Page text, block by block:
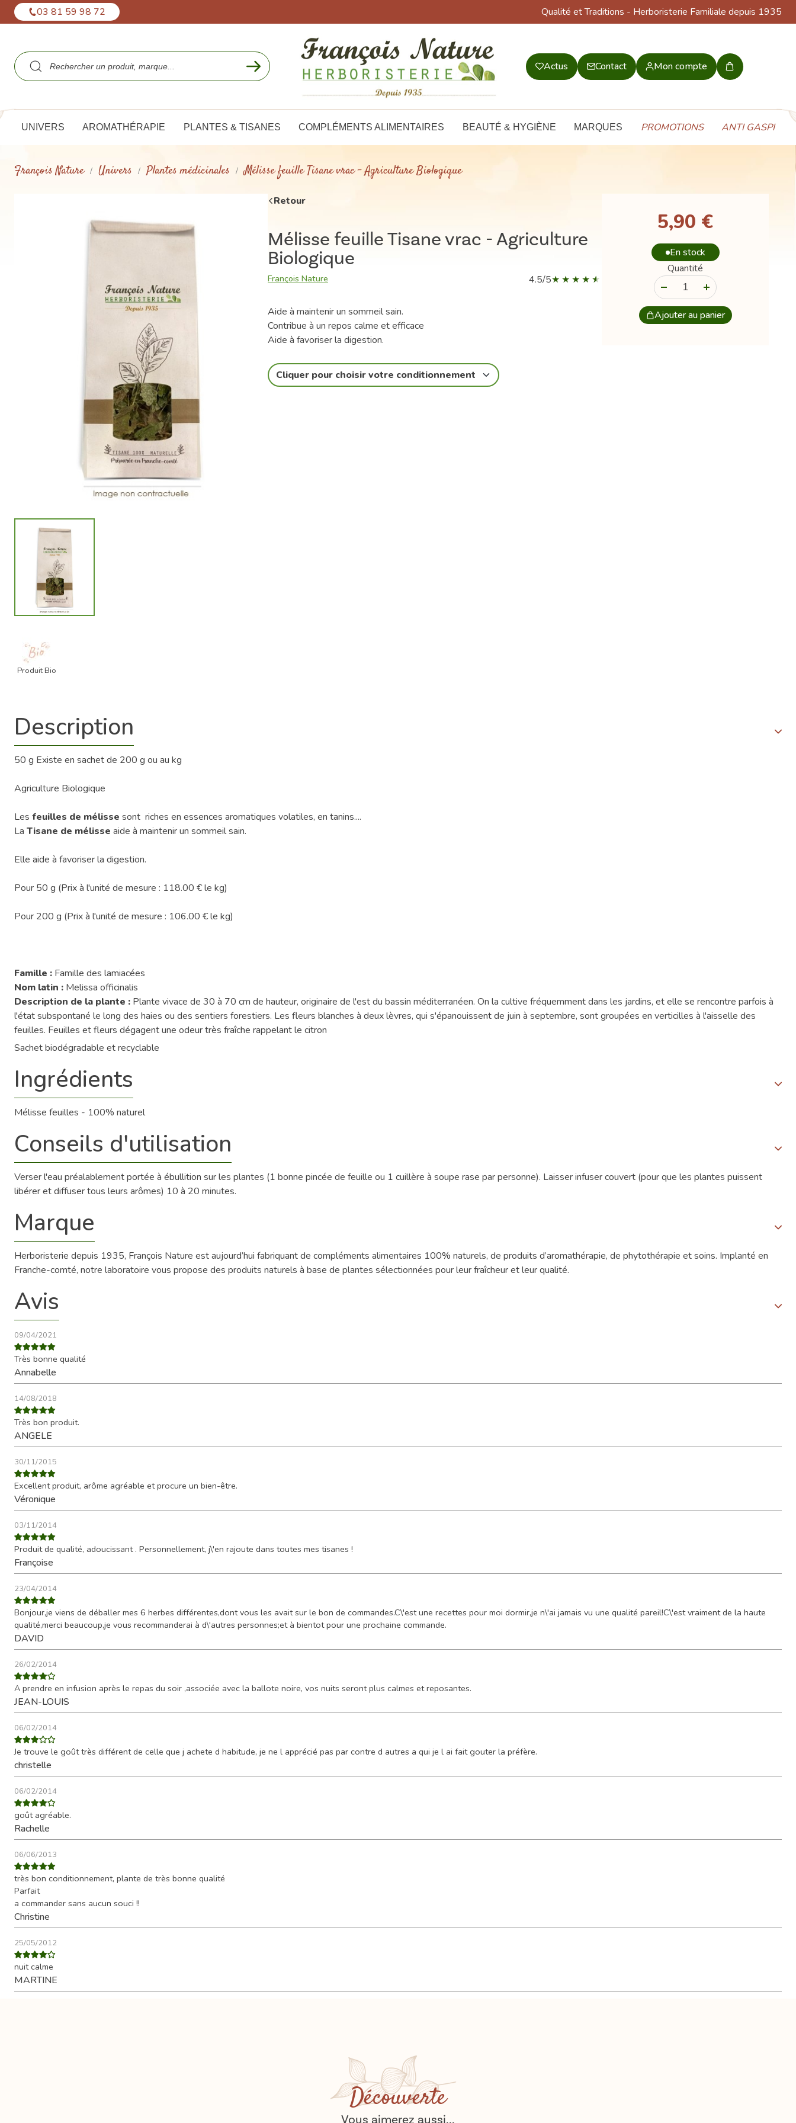
03 81 59 98 72 Qualité et Traditions - Herboristerie Familiale depuis 1935
Actus Contact Mon compte
Mon
UNIVERS AROMATHÉRAPIE PLANTES & TISANES COMPLÉMENTS ALIMENTAIRES BEAUTÉ & HYGIÈNE MARQUES PROMOTIONS ANTI GASPI
François Nature Univers Plantes médicinales Mélisse feuille Tisane vrac - Agriculture Biologique
Produit Bio
Retour
Mélisse feuille Tisane vrac - Agriculture
Biologique
François Nature 4.5/5
Aide à maintenir un sommeil sain.
Contribue à un repos calme et efficace
Aide à favoriser la digestion.
Cliquer pour choisir votre conditionnement
5,90 €
En stock
Quantité
Ajouter au panier
Description
50 g Existe en sachet de 200 g ou au kg
Agriculture Biologique
Les feuilles de mélisse sont riches en essences aromatiques volatiles, en tanins....
La Tisane de mélisse aide à maintenir un sommeil sain.
Elle aide à favoriser la digestion.
Pour 50 g (Prix à l'unité de mesure : 118.00 € le kg)
Pour 200 g (Prix à l'unité de mesure : 106.00 € le kg)
Famille : Famille des lamiacées
Nom latin : Melissa officinalis
Description de la plante : Plante vivace de 30 à 70 cm de hauteur, originaire de l'est du bassin méditerranéen. On la cultive fréquemment dans les jardins, et elle se rencontre parfois à
l'état subspontané le long des haies ou des sentiers forestiers. Les fleurs blanches à deux lèvres, qui s'épanouissent de juin à septembre, sont groupées en verticilles à l'aisselle des
feuilles. Feuilles et fleurs dégagent une odeur très fraîche rappelant le citron
Sachet biodégradable et recyclable
Ingrédients
Mélisse feuilles - 100% naturel
Conseils d'utilisation
Verser l'eau préalablement portée à ébullition sur les plantes (1 bonne pincée de feuille ou 1 cuillère à soupe rase par personne). Laisser infuser couvert (pour que les plantes puissent
libérer et diffuser tous leurs arômes) 10 à 20 minutes.
Marque
Herboristerie depuis 1935, François Nature est aujourd’hui fabriquant de compléments alimentaires 100% naturels, de produits d’aromathérapie, de phytothérapie et soins. Implanté en
Franche-comté, notre laboratoire vous propose des produits naturels à base de plantes sélectionnées pour leur fraîcheur et leur qualité.
Avis
09/04/2021
Très bonne qualité
Annabelle
14/08/2018
Très bon produit.
ANGELE
30/11/2015
Excellent produit, arôme agréable et procure un bien-être.
Véronique
03/11/2014
Produit de qualité, adoucissant . Personnellement, j\'en rajoute dans toutes mes tisanes !
Françoise
23/04/2014
Bonjour,je viens de déballer mes 6 herbes différentes,dont vous les avait sur le bon de commandes.C\'est une recettes pour moi dormir,je n\'ai jamais vu une qualité pareil!C\'est vraiment de la haute
qualité,merci beaucoup,je vous recommanderai à d\'autres personnes;et à bientot pour une prochaine commande.
DAVID
26/02/2014
A prendre en infusion après le repas du soir ,associée avec la ballote noire, vos nuits seront plus calmes et reposantes.
JEAN-LOUIS
06/02/2014
Je trouve le goût très différent de celle que j achete d habitude, je ne l apprécié pas par contre d autres a qui je l ai fait gouter la préfère.
christelle
06/02/2014
goût agréable.
Rachelle
06/06/2013
très bon conditionnement, plante de très bonne qualité
Parfait
a commander sans aucun souci !!
Christine
25/05/2012
nuit calme
MARTINE
Découverte
Vous aimerez aussi...
Panneau de gestion des cookies